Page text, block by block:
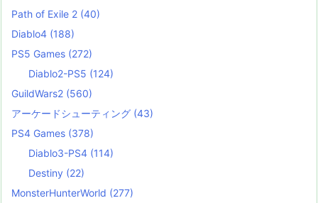
Path of Exile 2 (40)
Diablo4 (188)
PS5 Games (272)
Diablo2-PS5 (124)
GuildWars2 (560)
アーケードシューティング (43)
PS4 Games (378)
Diablo3-PS4 (114)
Destiny (22)
MonsterHunterWorld (277)